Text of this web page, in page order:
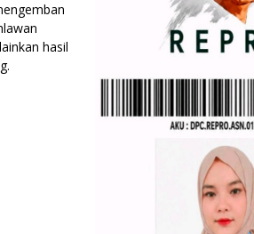
hasil